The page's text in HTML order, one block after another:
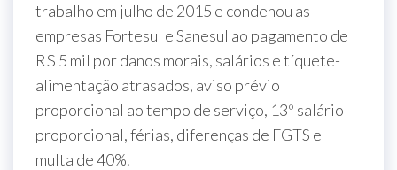
trabalho em julho de 2015 e condenou as
empresas Fortesul e Sanesul ao pagamento de
R$ 5 mil por danos morais, salários e tíquete-
alimentação atrasados, aviso prévio
proporcional ao tempo de serviço, 13º salário
proporcional, férias, diferenças de FGTS e
multa de 40%.